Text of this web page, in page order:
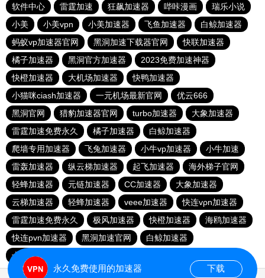
软件中心
雷霆加速 狂飙加速器 哔咔漫画
瑞乐小说
小美
小美vpn 小美加速器 飞鱼加速器
白鲸加速器
蚂蚁vp加速器官网
黑洞加速下载器官网
快联加速器
橘子加速器
黑洞官方加速器
2023免费加速神器
快橙加速器
大机场加速器
快鸭加速器
小猫咪ciash加速器
一元机场最新官网
优云666
黑洞官网
猎豹加速器官网 turbo加速器
大象加速器
雷霆加速免费永久
橘子加速器
白鲸加速器
爬墙专用加速器
飞兔加速器 小牛vp加速器
小牛加速
雷轰加速器
纵云梯加速器 起飞加速器
海外梯子官网
轻蜂加速器
元链加速器 CC加速器
大象加速器
云梯加速器
轻蜂加速器 veee加速器
快连vρn加速器
雷霆加速免费永久
极风加速器 快橙加速器
海鸥加速器
快连pvn加速器
黑洞加速官网
白鲸加速器
十大免费网络加速神器
永久免费使用的加速器 下载